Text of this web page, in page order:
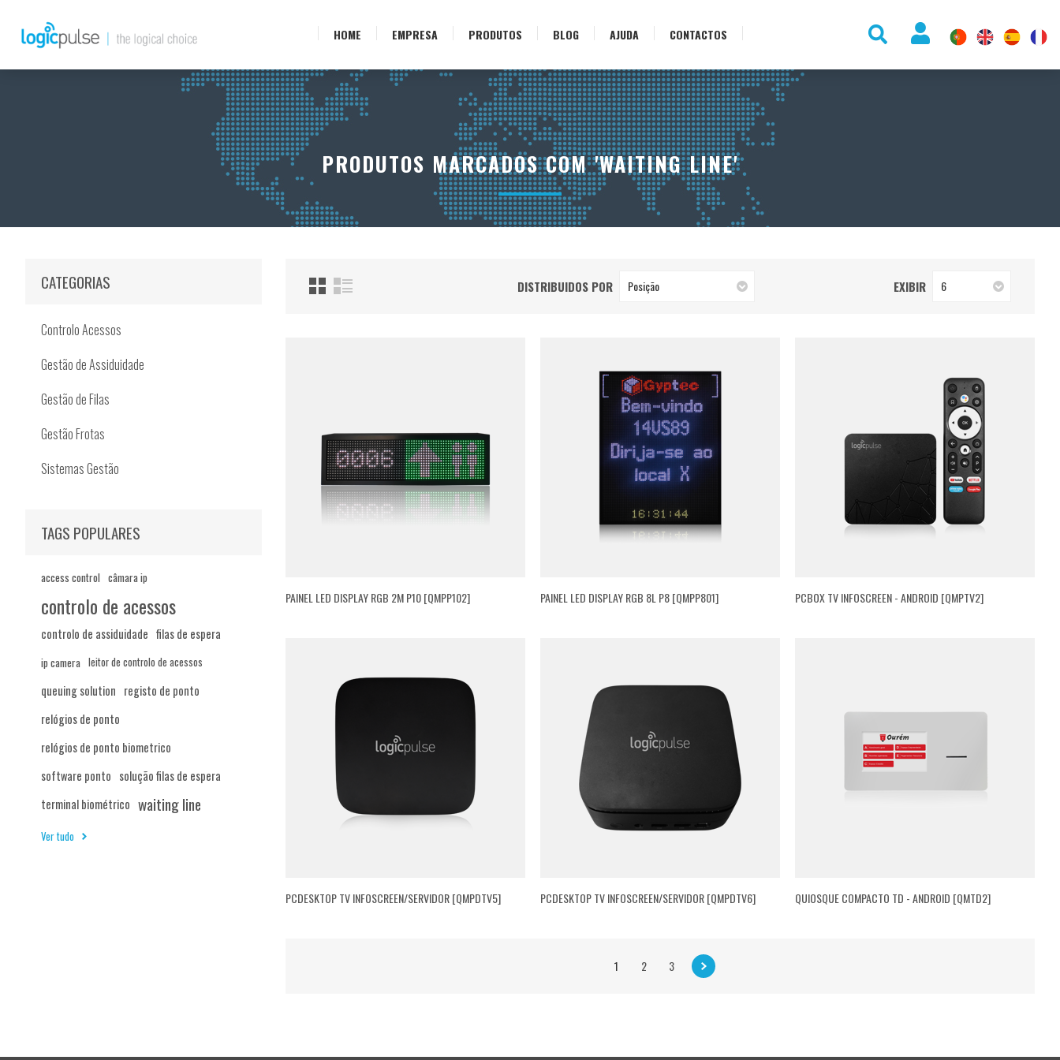
HOME EMPRESA PRODUTOS BLOG AJUDA CONTACTOS
PRODUTOS MARCADOS COM 'WAITING LINE'
DISTRIBUIDOS POR Posição EXIBIR 6
PAINEL LED DISPLAY RGB 2M P10 [QMPP102] PAINEL LED DISPLAY RGB 8L P8 [QMPP801] PCBOX TV INFOSCREEN - ANDROID [QMPTV2]
PCDESKTOP TV INFOSCREEN/SERVIDOR [QMPDTV5] PCDESKTOP TV INFOSCREEN/SERVIDOR [QMPDTV6] QUIOSQUE COMPACTO TD - ANDROID [QMTD2]
1 2 3
CATEGORIAS
Controlo Acessos
Gestão de Assiduidade
Gestão de Filas
Gestão Frotas
Sistemas Gestão
TAGS POPULARES
access control câmara ip
controlo de acessos
controlo de assiduidade filas de espera
ip camera leitor de controlo de acessos
queuing solution registo de ponto
relógios de ponto
relógios de ponto biometrico
software ponto solução filas de espera
terminal biométrico waiting line
Ver tudo